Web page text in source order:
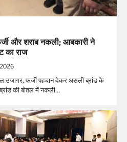
और शराब नकली; आबकारी ने
का राज
फर्जी पहचान देकर असली ब्रांड के
की बोतल में नकली…